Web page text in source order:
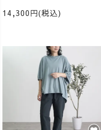
14,300円(税込)